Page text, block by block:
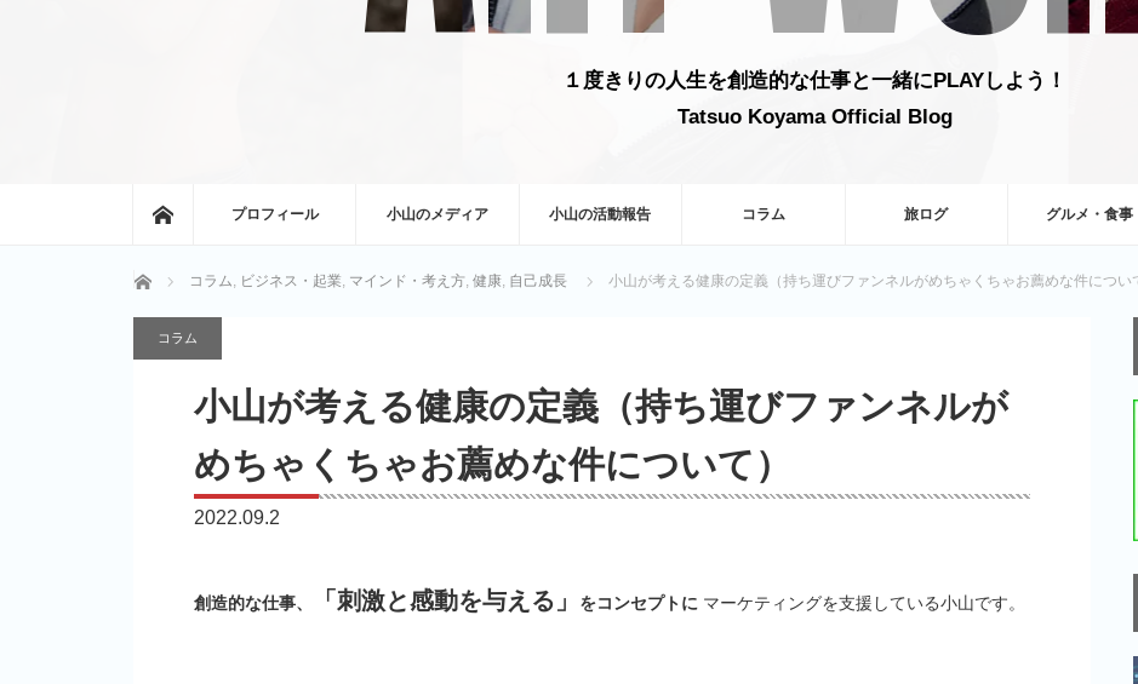
１度きりの人生を創造的な仕事と一緒にPLAYしよう！
Tatsuo Koyama Official Blog
ホームプロフィール 小山のメディア 小山の活動報告 コラム 旅ログ グルメ・食事
ホーム コラム, ビジネス・起業, マインド・考え方, 健康, 自己成長 小山が考える健康の定義（持ち運びファンネルがめちゃくちゃお薦めな件につい
コラム
小山が考える健康の定義（持ち運びファンネルが
めちゃくちゃお薦めな件について）
2022.09.2
創造的な仕事、 「刺激と感動を与える」 をコンセプトに マーケティングを支援している小山です。